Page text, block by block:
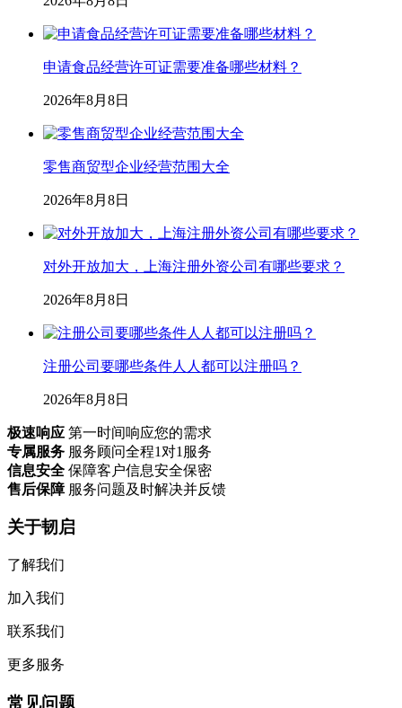
专属服务 服务顾问全程1对1服务
售后保障 服务问题及时解决并反馈
关于韧启
更多服务
常见问题
新手帮助
支付帮助
开具发票
创业知识
商务合作
商务合作